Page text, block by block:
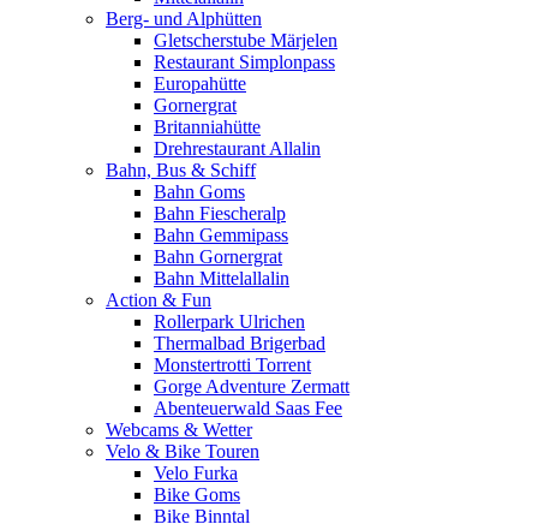
Berg- und Alphütten
Gletscherstube Märjelen
Restaurant Simplonpass
Europahütte
Gornergrat
Britanniahütte
Drehrestaurant Allalin
Bahn, Bus & Schiff
Bahn Goms
Bahn Fiescheralp
Bahn Gemmipass
Bahn Gornergrat
Bahn Mittelallalin
Action & Fun
Rollerpark Ulrichen
Thermalbad Brigerbad
Monstertrotti Torrent
Gorge Adventure Zermatt
Abenteuerwald Saas Fee
Webcams & Wetter
Velo & Bike Touren
Velo Furka
Bike Goms
Bike Binntal